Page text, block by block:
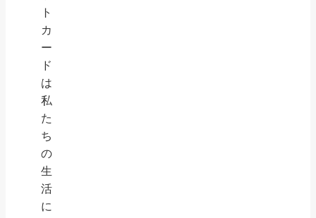
ト
カ
ー
ド
は
私
た
ち
の
生
活
に